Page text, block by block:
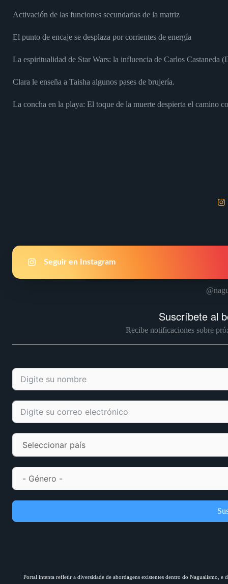
Activación de las funciones secundarias de la matriz
El punto de encaje se desplaza por corrientes de energía
La espiritualidad de Star Wars: la influencia de Carlos Castaneda
Clara le enseña a Taisha algunos pases de brujería.
La concha en la playa: El toque de la muerte despierta el camino
Seguir en Instagram
Suscríbete al
Recibe notificaciones sobre
Portal intenta refletir a diversidade de abordagens existentes dentro do Nagualismo, e